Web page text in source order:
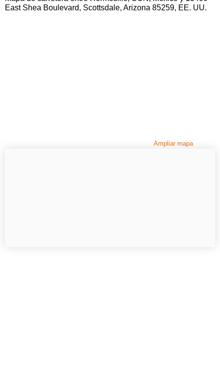
East Shea Boulevard, Scottsdale, Arizona 85259, EE. UU.
Ampliar mapa